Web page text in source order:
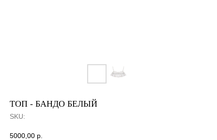
ТОП - БАНДО БЕЛЫЙ
SKU:
5000,00 р.